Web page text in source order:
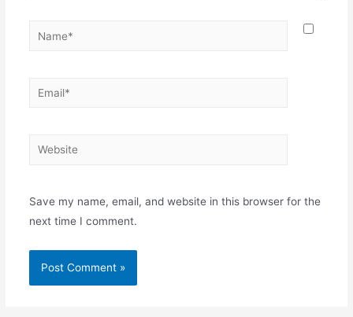
Name*
Email*
Website
Save my name, email, and website in this browser for the
next time I comment.